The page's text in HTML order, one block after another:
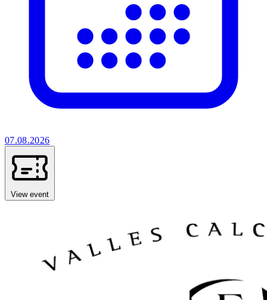
07.08.2026
View event